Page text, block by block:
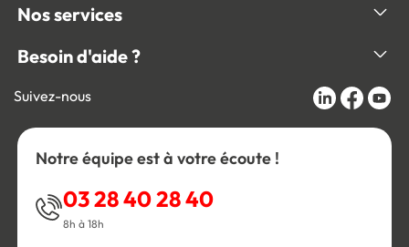
Nos services
Besoin d'aide ?
Suivez-nous
Notre équipe est à votre écoute !
03 28 40 28 40
8h à 18h